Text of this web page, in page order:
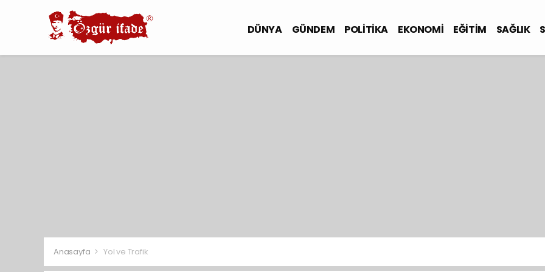
DÜNYA GÜNDEM POLİTİKA EKONOMİ EĞİTİM SAĞLIK
Anasayfa Yol ve Trafik